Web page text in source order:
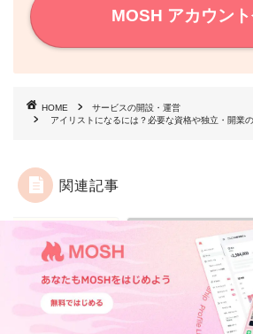
MOSH アカウン
HOME
サービスの開設・運営
アイリストになるには？必要な資格や独立・開業
関連記事
【1/18】競争をしない
じぶんのためのワーク
活用